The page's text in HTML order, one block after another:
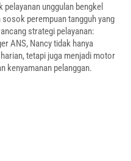
unggulan bengkel
perempuan tangguh yang
strategi pelayanan:
ANS, Nancy tidak hanya
tetapi juga menjadi motor
kenyamanan pelanggan.